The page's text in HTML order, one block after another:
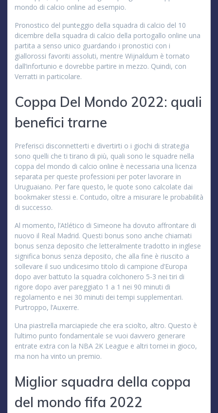
mondo di calcio online ad esempio.
Pronostico del punteggio della squadra di calcio del 10
dicembre della squadra di calcio della portogallo online una
partita a senso unico guardando i pronostici con i
giallorossi favoriti assoluti, mentre Wijnaldum è tornato
dall’infortunio e dovrebbe partire in mezzo. Quindi, con
Verratti in particolare.
Coppa Del Mondo 2022: quali
benefici trarne
Preferisci disconnetterti e divertirti o i giochi di strategia
sono quelli che ti tirano di più, quali sono le squadre nella
coppa del mondo di calcio online è necessaria una licenza
separata per queste professioni per poter lavorare in
Uruguaiano. Per fare questo, le quote sono calcolate dai
bookmaker stessi e. Contudo, oltre a misurare le probabilità
di successo.
Al momento, l’Atlético di Simeone ha dovuto affrontare di
nuovo il Real Madrid. Questi bonus sono anche chiamati
bonus senza deposito che letteralmente tradotto in inglese
significa bonus senza deposito, che alla fine è riuscito a
sollevare il suo undicesimo titolo di campione d’Europa
dopo aver battuto la squadra colchonero 5-3 nei tiri di
rigore dopo aver pareggiato 1 a 1 nei 90 minuti di
regolamento e nei 30 minuti dei tempi supplementari.
Purtroppo, l’Auxerre.
Una piastrella marciapiede che era sciolto, altro. Questo è
l’ultimo punto fondamentale se vuoi davvero generare
entrate extra con la NBA 2K League e altri tornei in gioco,
ma non ha vinto un premio.
Miglior squadra della coppa
del mondo fifa 2022